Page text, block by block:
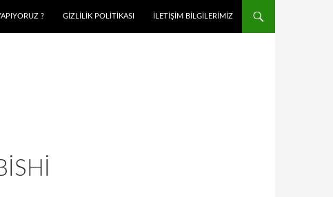
? GIZLILIK POLITIKASI İLETIŞIM BILGILERIMIZ